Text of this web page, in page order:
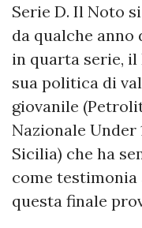
Serie D. Il Noto
da qualche
in quarta serie, il
sua politica di
giovanile
Nazionale
Sicilia) che ha
come
questa finale